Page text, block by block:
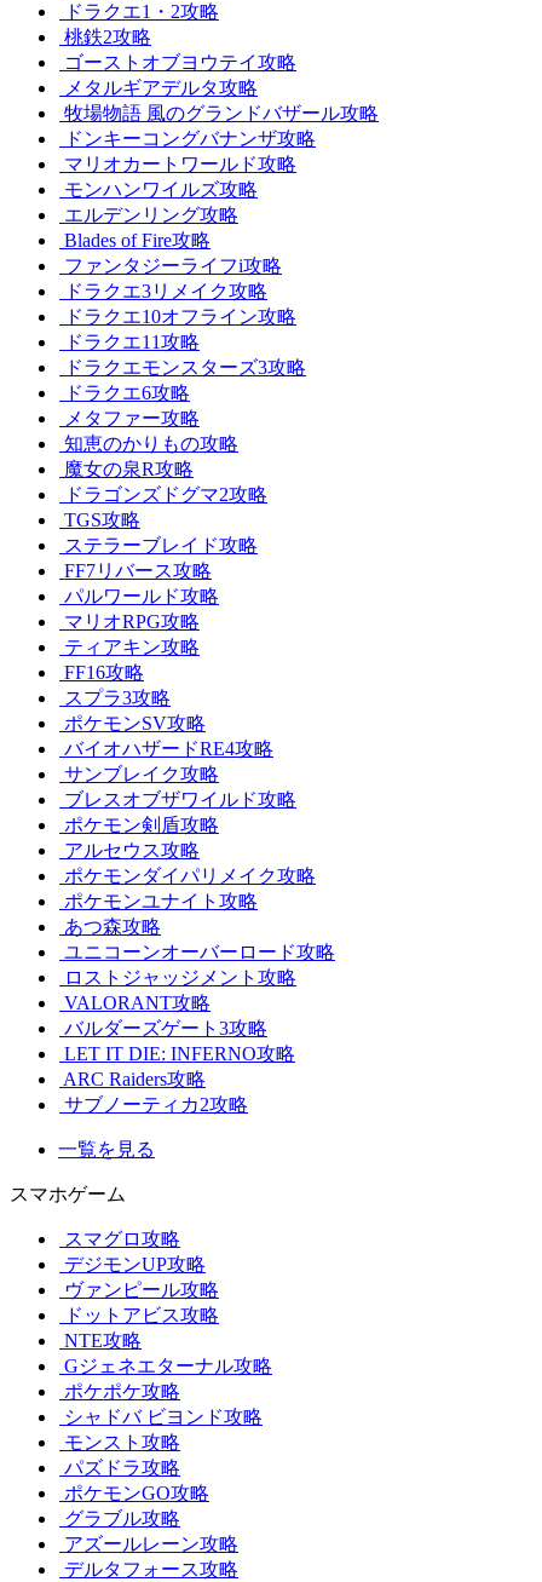
ドラクエ1・2攻略
桃鉄2攻略
ゴーストオブヨウテイ攻略
メタルギアデルタ攻略
牧場物語 風のグランドバザール攻略
ドンキーコングバナンザ攻略
マリオカートワールド攻略
モンハンワイルズ攻略
エルデンリング攻略
Blades of Fire攻略
ファンタジーライフi攻略
ドラクエ3リメイク攻略
ドラクエ10オフライン攻略
ドラクエ11攻略
ドラクエモンスターズ3攻略
ドラクエ6攻略
メタファー攻略
知恵のかりもの攻略
魔女の泉R攻略
ドラゴンズドグマ2攻略
TGS攻略
ステラーブレイド攻略
FF7リバース攻略
パルワールド攻略
マリオRPG攻略
ティアキン攻略
FF16攻略
スプラ3攻略
ポケモンSV攻略
バイオハザードRE4攻略
サンブレイク攻略
ブレスオブザワイルド攻略
ポケモン剣盾攻略
アルセウス攻略
ポケモンダイパリメイク攻略
ポケモンユナイト攻略
あつ森攻略
ユニコーンオーバーロード攻略
ロストジャッジメント攻略
VALORANT攻略
バルダーズゲート3攻略
LET IT DIE: INFERNO攻略
ARC Raiders攻略
サブノーティカ2攻略
一覧を見る
スマホゲーム
スマグロ攻略
デジモンUP攻略
ヴァンピール攻略
ドットアビス攻略
NTE攻略
Gジェネエターナル攻略
ポケポケ攻略
シャドバ ビヨンド攻略
モンスト攻略
パズドラ攻略
ポケモンGO攻略
グラブル攻略
アズールレーン攻略
デルタフォース攻略